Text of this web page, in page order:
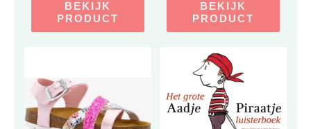
BEKIJK
PRODUCT
BEKIJK
PRODUCT